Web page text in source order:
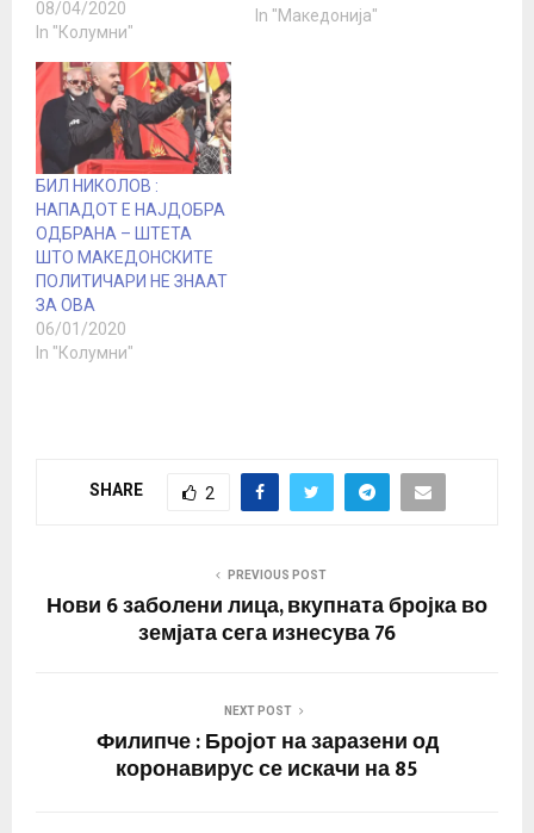
08/04/2020
In "Колумни"
беа подготвени да ми
In "Македонија"
БИЛ НИКОЛОВ :
НАПАДОТ Е НАЈДОБРА
ОДБРАНА – ШТЕТА
ШТО МАКЕДОНСКИТЕ
ПОЛИТИЧАРИ НЕ ЗНААТ
ЗА ОВА
06/01/2020
In "Колумни"
SHARE 2
PREVIOUS POST
Нови 6 заболени лица, вкупната бројка во
земјата сега изнесува 76
NEXT POST
Филипче : Бројот на заразени од
коронавирус се искачи на 85